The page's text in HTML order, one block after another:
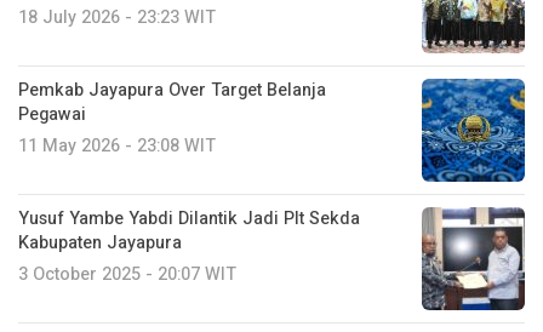
18 July 2026 - 23:23 WIT
Pemkab Jayapura Over Target Belanja
Pegawai
11 May 2026 - 23:08 WIT
Yusuf Yambe Yabdi Dilantik Jadi Plt Sekda
Kabupaten Jayapura
3 October 2025 - 20:07 WIT